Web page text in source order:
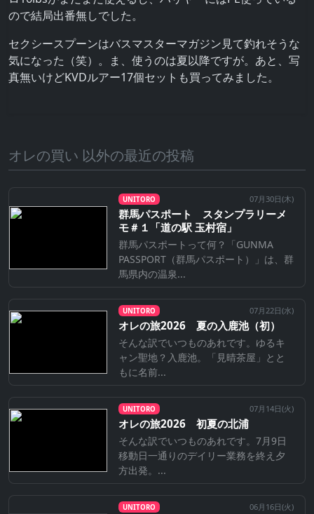
ので結局出番無しでした。
セクシースプーンはバスマスターマガジン見て釣れそうな
気になった（笑）。ま、使うのは夏以降ですが。あと、写
真無いけどKVDルアー17個セットも買ってみました。
オレの買い 以外の最近の投稿
UNITORO 07月30日(木)
群馬パスポート スタンプラリーメ
モ＃１「道の駅 玉村宿」
群馬パスポートって何？「GUNMA
PASSPORT（群馬パスポート）」は、群
馬県内の温泉...
UNITORO 07月22日(水)
オレの旅2026 夏の入鹿池（初）
そんな訳でいつものあれです。ゆるキ
ャン聖地？入鹿池。「見晴茶屋」とと
もに名前...
UNITORO 07月14日(火)
オレの旅2026 初夏の北浦
そんな訳でいつものあれです。7月9日
移動日一通りのデイリー業務を終え夕
方出発。...
UNITORO 06月16日(火)